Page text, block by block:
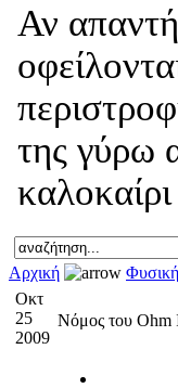
Αν
της γύρω
Αρχική Φυσική
Οκτ
25
2009
Νόμος του Ohm